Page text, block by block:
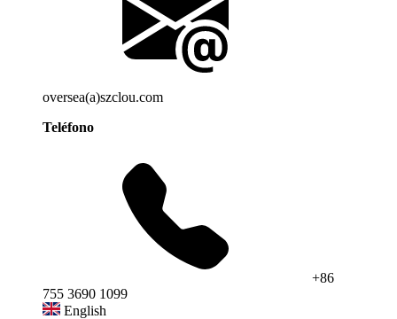
oversea(a)szclou.com
Teléfono
+86
755 3690 1099
English